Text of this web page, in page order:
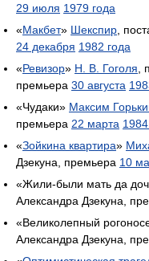
29 июля 1979 года
«Макбет» Шекспир ,
24 декабря 1982 года
«Ревизор» Н. В. Гоголя ,
премьера 30 августа
«Чудаки» Максим
премьера 22 марта
«Зойкина квартира»
Дзекуна, премьера 10
«Жили-были мать да
Александра Дзекуна,
«Великолепный
Александра Дзекуна,